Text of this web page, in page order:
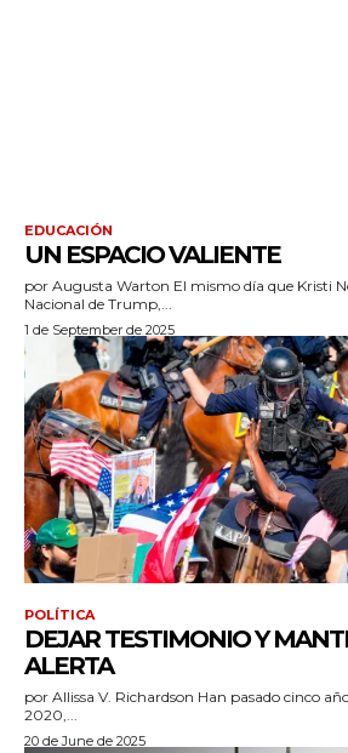
EDUCACIÓN
UN ESPACIO VALIENTE
por Augusta Warton El mismo día que Kristi Noem, jefa de Seguridad
Nacional de Trump,...
1 de September de 2025
POLÍTICA
DEJAR TESTIMONIO Y
ALERTA
por Allissa V. Richardson Han pasado cinco años desde el 25 de mayo de
2020,...
20 de June de 2025